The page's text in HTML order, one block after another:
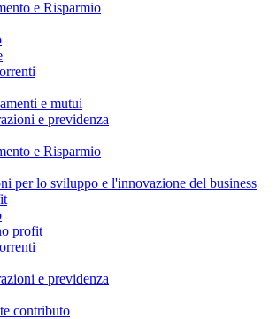
e Risparmio
e mutui
e previdenza
e Risparmio
per lo sviluppo e l'innovazione del business
profit
e previdenza
contributo